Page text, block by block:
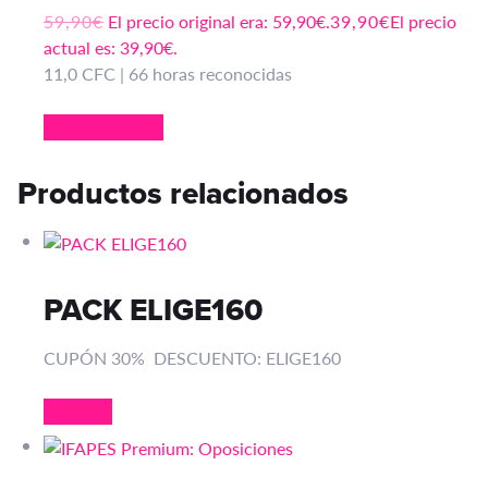
59,90€ El precio original era: 59,90€.39,90€El precio
actual es: 39,90€.
11,0 CFC | 66 horas reconocidas
Productos relacionados
PACK ELIGE160
CUPÓN 30% DESCUENTO: ELIGE160